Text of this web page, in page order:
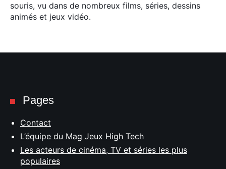
souris, vu dans de nombreux films, séries, dessins
animés et jeux vidéo.
Pages
Contact
L’équipe du Mag Jeux High Tech
Les acteurs de cinéma, TV et séries les plus
populaires